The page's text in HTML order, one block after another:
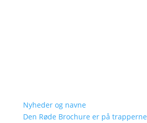
Nyheder og navne
Den Røde Brochure er på trapperne